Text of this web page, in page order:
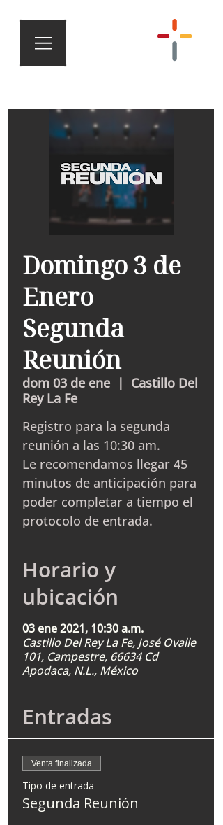
Domingo 3 de
Enero
Segunda
Reunión
dom 03 de ene
  |
Castillo Del
Rey La Fe
Registro para la segunda
reunión a las 10:30 am.
Le recomendamos llegar 45
minutos de anticipación para
poder completar a tiempo el
protocolo de entrada.
Horario y
ubicación
03 ene 2021, 10:30 a.m.
Castillo Del Rey La Fe, José Ovalle
101, Campestre, 66634 Cd
Apodaca, N.L., México
Entradas
Venta finalizada
Tipo de entrada
Segunda Reunión